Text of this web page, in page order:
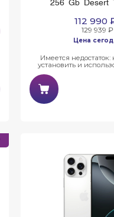
256 Gb Desert
112 990
129 939 ₽
Цена
Имеется
установить и